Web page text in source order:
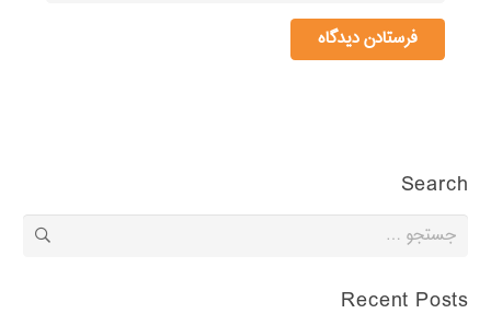
فرستادن دیدگاه
Search
جستجو
Recent Posts